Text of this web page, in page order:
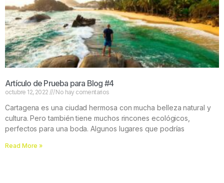
Artículo de Prueba para Blog #4
octubre 12, 2022 No hay comentarios
Cartagena es una ciudad hermosa con mucha belleza natural y
cultura. Pero también tiene muchos rincones ecológicos,
perfectos para una boda. Algunos lugares que podrías
Read More »